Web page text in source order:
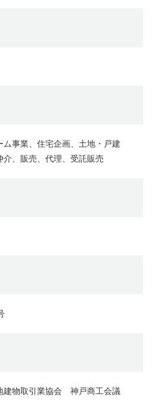
事業、住宅企画、土地・戸建
、販売、代理、受託販売
建物取引業協会 神戸商工会議